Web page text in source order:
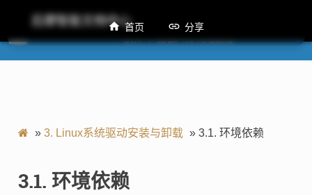
后摩智能文档中心
M50 软件平台驱动安装指南
» 3. Linux系统驱动安装与卸载 » 3.1. 环境依赖
3.1. 环境依赖
首页 分享